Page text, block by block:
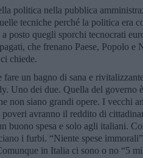
politica nella pubblica
tecniche perché la politica era
a posto quegli sporchi tecnocrati
che frenano Paese, Popolo
chiede.
fare un bagno di sana e
Uno dei due. Quella del governo
non siano grandi opere. I vecchi
avranno il reddito di
buono spesa e solo agli italiani.
i furbi. “Niente spese
in Italia ci sono o no “5